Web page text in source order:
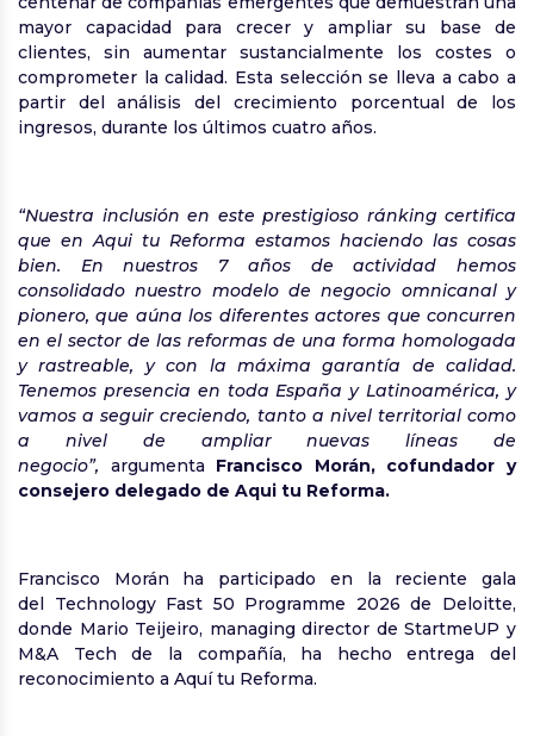
mayor capacidad para crecer y ampliar su base de
clientes, sin aumentar sustancialmente los costes o
comprometer la calidad. Esta selección se lleva a cabo a
partir del análisis del crecimiento porcentual de los
ingresos, durante los últimos cuatro años.
“Nuestra inclusión en este prestigioso ránking certifica
que en Aqui tu Reforma estamos haciendo las cosas
bien. En nuestros 7 años de actividad hemos
consolidado nuestro modelo de negocio omnicanal y
pionero, que aúna los diferentes actores que concurren
en el sector de las reformas de una forma homologada
y rastreable, y con la máxima garantía de calidad.
Tenemos presencia en toda España y Latinoamérica, y
vamos a seguir creciendo, tanto a nivel territorial como
a nivel de ampliar nuevas líneas de
negocio”, argumenta Francisco Morán, cofundador y
consejero delegado de Aqui tu Reforma.
Francisco Morán ha participado en la reciente gala
del Technology Fast 50 Programme 2026 de Deloitte,
donde Mario Teijeiro, managing director de StartmeUP y
M&A Tech de la compañía, ha hecho entrega del
reconocimiento a Aquí tu Reforma.